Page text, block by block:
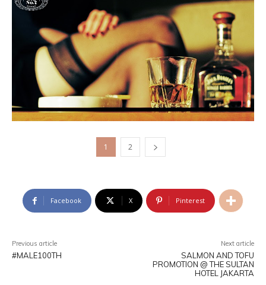
1 2
Facebook X Pinterest
Previous article
#MALE100TH
Next article
SALMON AND TOFU
PROMOTION @ THE SULTAN
HOTEL JAKARTA